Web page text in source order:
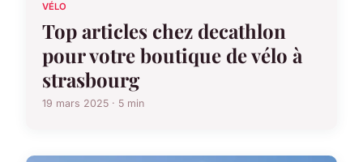
VÉLO
Top articles chez decathlon
pour votre boutique de vélo à
strasbourg
19 mars 2025 · 5 min